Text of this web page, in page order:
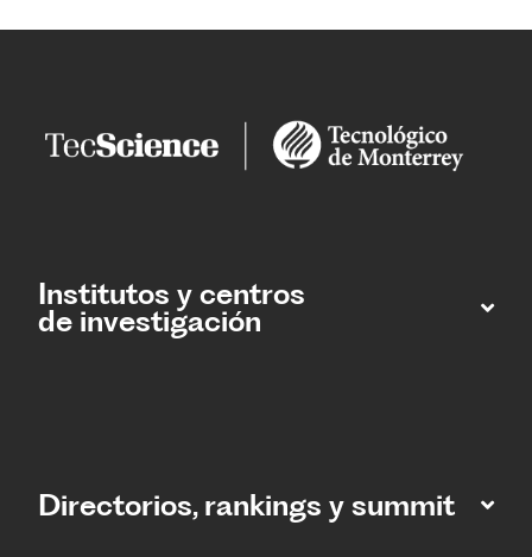
Institutos y centros
de investigación
Directorios, rankings y summit